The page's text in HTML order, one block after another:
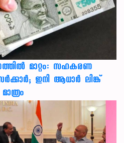
മാറ്റം: സഹകരണ
ഇനി ആധാർ ലിങ്ക്